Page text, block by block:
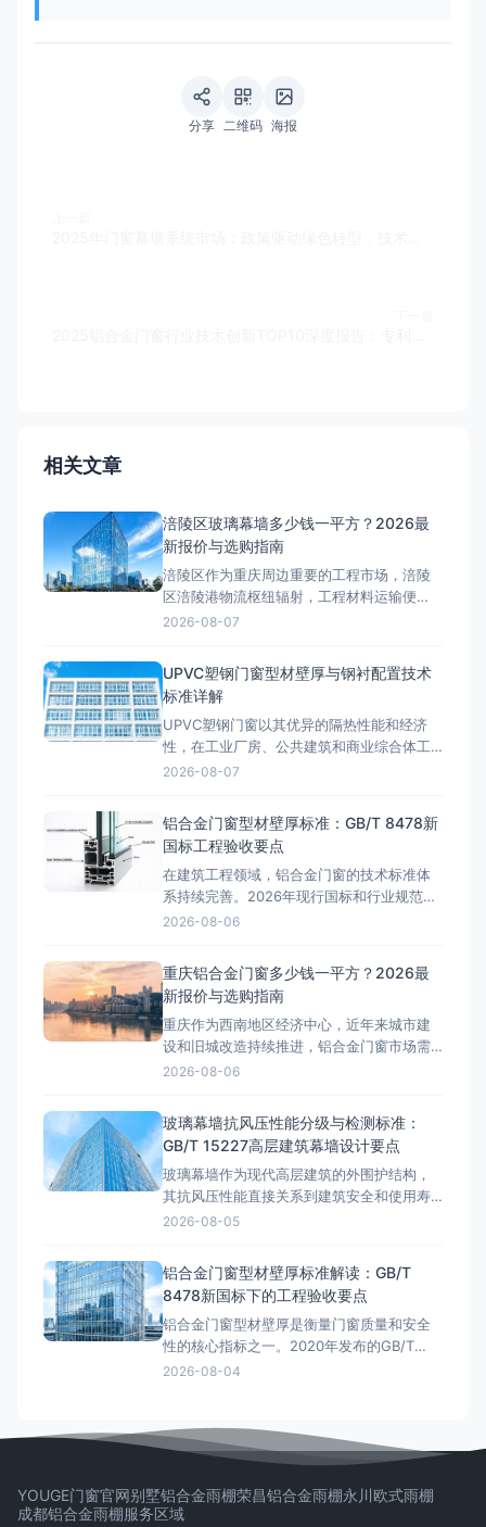
分享 二维码 海报
相关文章
涪陵区玻璃幕墙多少钱一平方？2026最
新报价与选购指南
涪陵区作为重庆周边重要的工程市场，涪陵
区涪陵港物流枢纽辐射，工程材料运输便
利。近年来，随着区域基础设施建设和产业
区玻璃幕墙多少钱一平方？本文将结合2026
年最新市场行情，详细拆解玻璃幕墙的工程
报价构成。涪陵区玻璃幕墙类型价格
2026-08-07
UPVC塑钢门窗型材壁厚与钢衬配置技术
标准详解
UPVC塑钢门窗以其优异的隔热性能和经济
性，在工业厂房、公共建筑和商业综合体工
程中广泛应用。与铝合金门窗不同，塑钢门
须准确掌握相关国标规范，避免因参数不达
标导致门窗变形、渗水等质量问题。 GB/T
8814-2017型
2026-08-07
铝合金门窗型材壁厚标准：GB/T 8478新
国标工程验收要点
在建筑工程领域，铝合金门窗的技术标准体
系持续完善。2026年现行国标和行业规范对
铝合金门窗的性能指标提出了更高要求。本
金门窗》标准明确规定：外门受力构件型材
壁厚不低于2.0mm，外窗受力构件型材壁厚
不低于1.8m
2026-08-06
重庆铝合金门窗多少钱一平方？2026最
新报价与选购指南
重庆作为西南地区经济中心，近年来城市建
设和旧城改造持续推进，铝合金门窗市场需
求旺盛。从解放碑商圈的高端写字楼到来福
接影响居住舒适度和能耗成本。那么，重庆
铝合金门窗多少钱一平方？这是许多业主在
装修前最关心的问题。本文将结合重庆
2026-08-06
玻璃幕墙抗风压性能分级与检测标准：
GB/T 15227高层建筑幕墙设计要点
玻璃幕墙作为现代高层建筑的外围护结构，
其抗风压性能直接关系到建筑安全和使用寿
命。随着我国超高层建筑的快速发展，幕墙
风压性能检测方法》和GB/T 21086《建筑幕
墙》共同构成了幕墙抗风压性能的分级与检
测标准体系。据
2026-08-05
铝合金门窗型材壁厚标准解读：GB/T
8478新国标下的工程验收要点
铝合金门窗型材壁厚是衡量门窗质量和安全
性的核心指标之一。2020年发布的GB/T
8478-2020《铝合金门窗》国家标准对型材
35%的铝合金门窗工程质量纠纷与型材壁厚
不足直接相关。本文将系统解读GB/T 8478
2026-08-04
YOUGE门窗官网别墅铝合金雨棚荣昌铝合金雨棚永川欧式雨棚
成都铝合金雨棚服务区域